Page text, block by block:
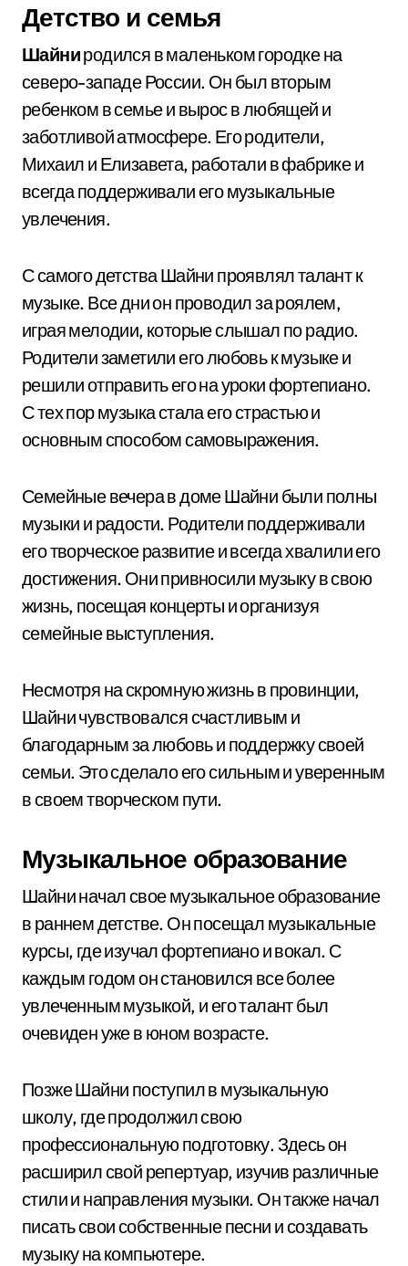
Детство и семья
Шайниродился в маленьком городке на
северо-западе России. Он был вторым
ребенком в семье и вырос в любящей и
заботливой атмосфере. Его родители,
Михаил и Елизавета, работали в фабрике и
всегда поддерживали его музыкальные
увлечения.
С самого детства Шайни проявлял талант к
музыке. Все дни он проводил за роялем,
играя мелодии, которые слышал по радио.
Родители заметили его любовь к музыке и
решили отправить его на уроки фортепиано.
С тех пор музыка стала его страстью и
основным способом самовыражения.
Семейные вечера в доме Шайни были полны
музыки и радости. Родители поддерживали
его творческое развитие и всегда хвалили его
достижения. Они привносили музыку в свою
жизнь, посещая концерты и организуя
семейные выступления.
Несмотря на скромную жизнь в провинции,
Шайни чувствовался счастливым и
благодарным за любовь и поддержку своей
семьи. Это сделало его сильным и уверенным
в своем творческом пути.
Музыкальное образование
Шайни начал свое музыкальное образование
в раннем детстве. Он посещал музыкальные
курсы, где изучал фортепиано и вокал. С
каждым годом он становился все более
увлеченным музыкой, и его талант был
очевиден уже в юном возрасте.
Позже Шайни поступил в музыкальную
школу, где продолжил свою
профессиональную подготовку. Здесь он
расширил свой репертуар, изучив различные
стили и направления музыки. Он также начал
писать свои собственные песни и создавать
музыку на компьютере.